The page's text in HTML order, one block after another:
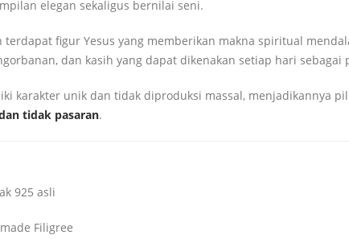
elegan sekaligus bernilai seni.
terdapat figur Yesus yang memberikan makna spiritual
dan kasih yang dapat dikenakan setiap hari sebagai
karakter unik dan tidak diproduksi massal, menjadikannya
tidak pasaran.
925 asli
Filigree